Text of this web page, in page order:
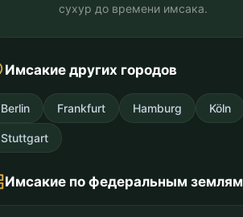
сухур до времени имсака.
Имсакие других городов
Berlin Frankfurt Hamburg Köln
Stuttgart
Имсакие по федеральным землям